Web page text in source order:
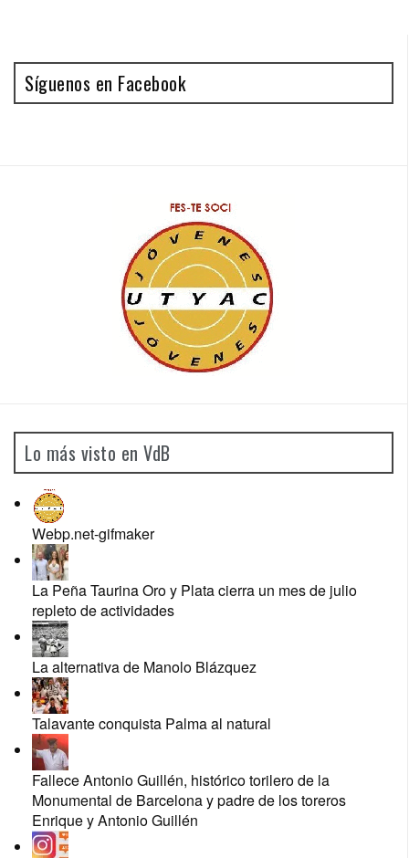
Síguenos en Facebook
Lo más visto en VdB
Webp.net-gifmaker
La Peña Taurina Oro y Plata cierra un mes de julio
repleto de actividades
La alternativa de Manolo Blázquez
Talavante conquista Palma al natural
Fallece Antonio Guillén, histórico torilero de la
Monumental de Barcelona y padre de los toreros
Enrique y Antonio Guillén